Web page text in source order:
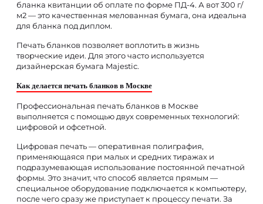
бланка квитанции об оплате по форме ПД-4. А вот 300 г/
м2 — это качественная мелованная бумага, она идеальна
для бланка под диплом.
Печать бланков позволяет воплотить в жизнь
творческие идеи. Для этого часто используется
дизайнерская бумага Majestic.
Как делается печать бланков в Москве
Профессиональная печать бланков в Москве
выполняется с помощью двух современных технологий:
цифровой и офсетной.
Цифровая печать — оперативная полиграфия,
применяющаяся при малых и средних тиражах и
подразумевающая использование постоянной печатной
формы. Это значит, что способ является прямым —
специальное оборудование подключается к компьютеру,
после чего сразу же приступает к процессу печати. За